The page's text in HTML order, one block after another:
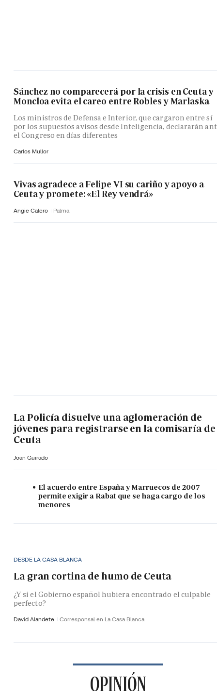
Sánchez no comparecerá por la crisis en Ceuta y
Moncloa evita el careo entre Robles y Marlaska
Los ministros de Defensa e Interior, que cargaron entre sí
por los supuestos avisos desde Inteligencia, declararán
el Congreso en días diferentes
Carlos Mullor
Vivas agradece a Felipe VI su cariño y apoyo a
Ceuta y promete: «El Rey vendrá»
Angie Calero Palma
La Policía disuelve una aglomeración de
jóvenes para registrarse en la comisaría de
Ceuta
Joan Guirado
El acuerdo entre España y Marruecos de 2007
permite exigir a Rabat que se haga cargo de los
menores
DESDE LA CASA BLANCA
La gran cortina de humo de Ceuta
¿Y si el Gobierno español hubiera encontrado el culpable
perfecto?
David Alandete Corresponsal en La Casa Blanca
OPINIÓN